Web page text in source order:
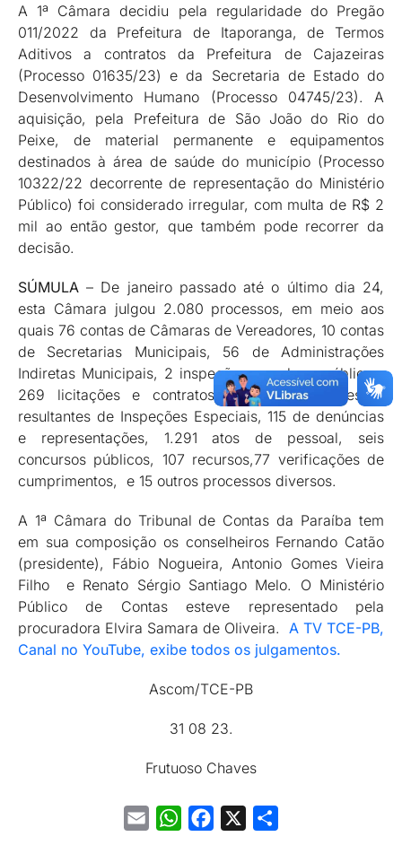
A 1ª Câmara decidiu pela regularidade do Pregão
011/2022 da Prefeitura de Itaporanga, de Termos
Aditivos a contratos da Prefeitura de Cajazeiras
(Processo 01635/23) e da Secretaria de Estado do
Desenvolvimento Humano (Processo 04745/23). A
aquisição, pela Prefeitura de São João do Rio do
Peixe, de material permanente e equipamentos
destinados à área de saúde do município (Processo
10322/22 decorrente de representação do Ministério
Público) foi considerado irregular, com multa de R$ 2
mil ao então gestor, que também pode recorrer da
decisão.
SÚMULA – De janeiro passado até o último dia 24,
esta Câmara julgou 2.080 processos, em meio aos
quais 76 contas de Câmaras de Vereadores, 10 contas
de Secretarias Municipais, 56 de Administrações
Indiretas Municipais, 2 inspeções em obras públicas,
269 licitações e contratos. Ainda, 59 processos
resultantes de Inspeções Especiais, 115 de denúncias
e representações, 1.291 atos de pessoal, seis
concursos públicos, 107 recursos,77 verificações de
cumprimentos, e 15 outros processos diversos.
A 1ª Câmara do Tribunal de Contas da Paraíba tem
em sua composição os conselheiros Fernando Catão
(presidente), Fábio Nogueira, Antonio Gomes Vieira
Filho e Renato Sérgio Santiago Melo. O Ministério
Público de Contas esteve representado pela
procuradora Elvira Samara de Oliveira. A TV TCE-PB,
Canal no YouTube, exibe todos os julgamentos.
Ascom/TCE-PB
31 08 23.
Frutuoso Chaves
Email WhatsAppFacebook